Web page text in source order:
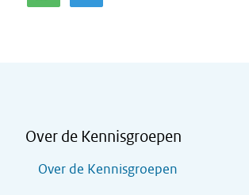
Over de Kennisgroepen
Over de Kennisgroepen